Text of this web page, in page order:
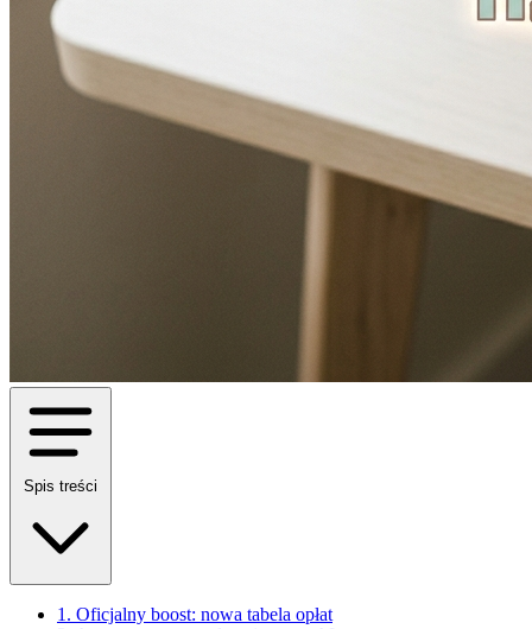
Spis treści
1. Oficjalny boost: nowa tabela opłat